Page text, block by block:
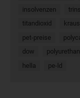
insolvenzen
titandioxid
pet-preise
dow
polyurethan
hella
pe-ld